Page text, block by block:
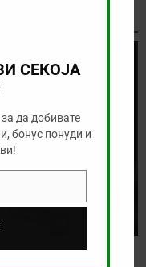
СЕКОЈА
да добивате
бонус понуди и